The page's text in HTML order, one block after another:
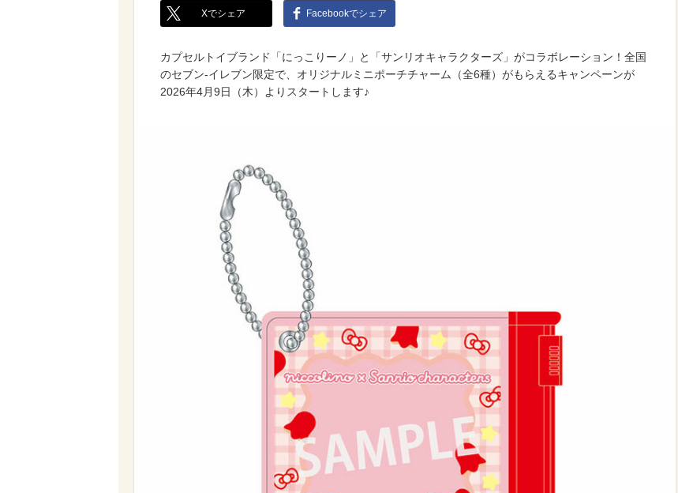
Xでシェア Facebookでシェア
カプセルトイブランド「にっこりーノ」と「サンリオキャラクターズ」がコラボレーション！全国
のセブン‐イレブン限定で、オリジナルミニポーチチャーム（全6種）がもらえるキャンペーンが
2026年4月9日（木）よりスタートします♪